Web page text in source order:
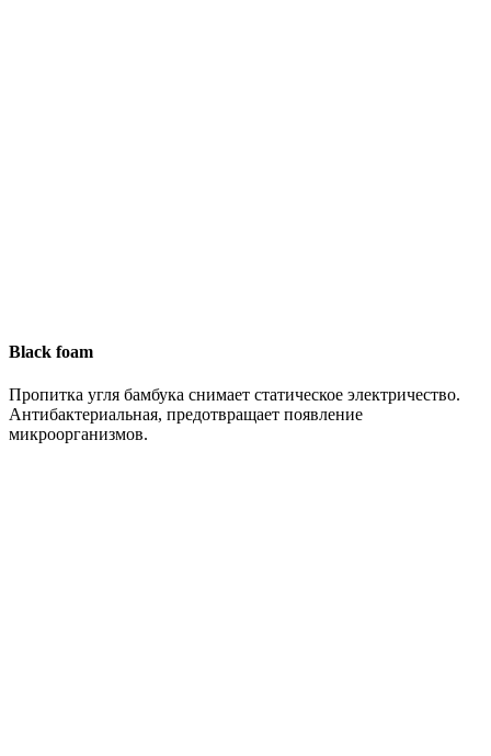
Black foam
Пропитка угля бамбука снимает статическое электричество.
Антибактериальная, предотвращает появление
микроорганизмов.